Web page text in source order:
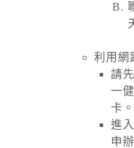
利用網
請
一
卡。
進入
申